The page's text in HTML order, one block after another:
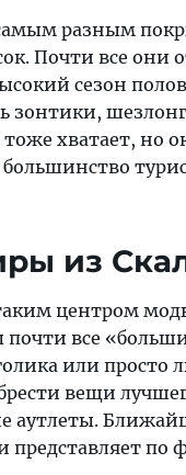
разным
Почти все они
сезон
зонтики,
хватает, но
из
центром
почти все
или просто
вещи
аутлеты.
представляет